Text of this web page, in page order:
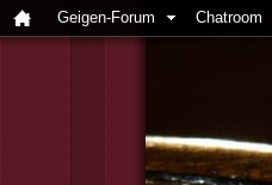
Geigen-Forum Chatroom